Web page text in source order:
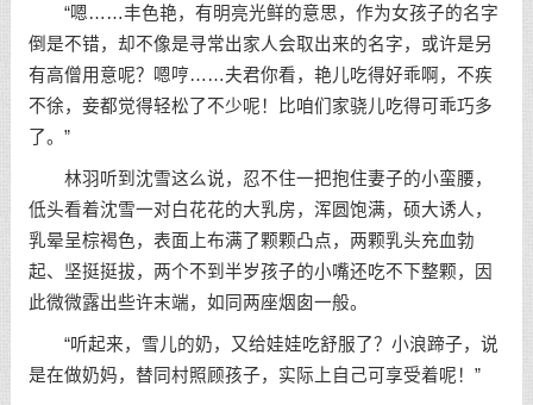
“嗯……丰色艳，有明亮光鲜的意思，作为女孩子的名字
倒是不错，却不像是寻常出家人会取出来的名字，或许是另
有高僧用意呢？嗯哼……夫君你看，艳儿吃得好乖啊，不疾
不徐，妾都觉得轻松了不少呢！比咱们家骁儿吃得可乖巧多
了。”
林羽听到沈雪这么说，忍不住一把抱住妻子的小蛮腰，
低头看着沈雪一对白花花的大乳房，浑圆饱满，硕大诱人，
乳晕呈棕褐色，表面上布满了颗颗凸点，两颗乳头充血勃
起、坚挺挺拔，两个不到半岁孩子的小嘴还吃不下整颗，因
此微微露出些许末端，如同两座烟囱一般。
“听起来，雪儿的奶，又给娃娃吃舒服了？小浪蹄子，说
是在做奶妈，替同村照顾孩子，实际上自己可享受着呢！”